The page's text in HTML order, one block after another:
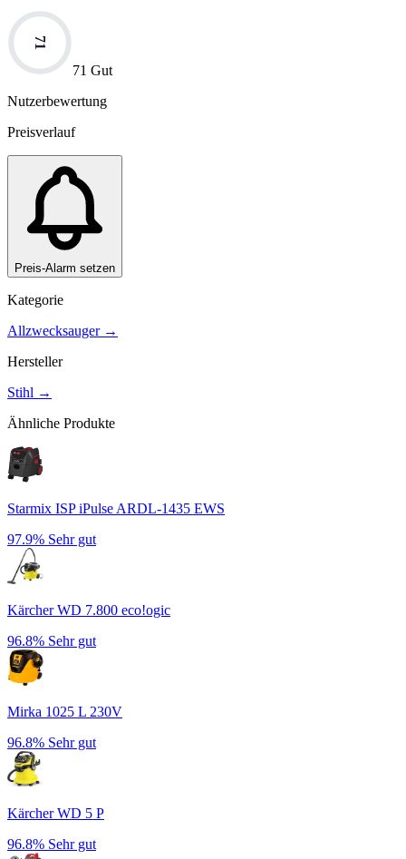
71
71 Gut
Nutzerbewertung
Preisverlauf
Preis-Alarm setzen
Kategorie
Allzwecksauger→
Hersteller
Stihl →
Ähnliche Produkte
Starmix ISP iPulse ARDL-1435 EWS
97.9% Sehr gut
Kärcher WD 7.800 eco!ogic
96.8% Sehr gut
Mirka 1025 L 230V
96.8% Sehr gut
Kärcher WD 5 P
96.8% Sehr gut